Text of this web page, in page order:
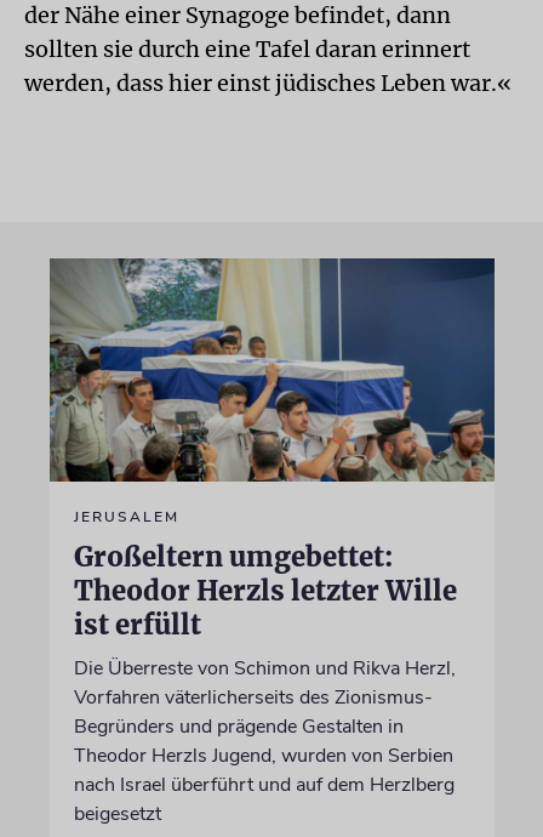
der Nähe einer Synagoge befindet, dann
sollten sie durch eine Tafel daran erinnert
werden, dass hier einst jüdisches Leben war.«
JERUSALEM
Großeltern umgebettet:
Theodor Herzls letzter Wille
ist erfüllt
Die Überreste von Schimon und Rikva Herzl,
Vorfahren väterlicherseits des Zionismus-
Begründers und prägende Gestalten in
Theodor Herzls Jugend, wurden von Serbien
nach Israel überführt und auf dem Herzlberg
beigesetzt